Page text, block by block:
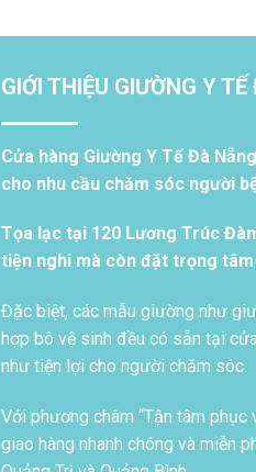
GIỚI THIỆU GIƯỜNG Y
Cửa hàng Giường Y Tế Đà
cho nhu cầu chăm sóc người
Tọa lạc tại 120 Lương Trúc
tiện nghi mà còn đặt trọng
Đặc biệt, các mẫu giường như
hợp bô vệ sinh đều có sẵn tại
như tiện lợi cho người chăm sóc.
Với phương châm “Tận tâm
giao hàng nhanh chóng và miễn